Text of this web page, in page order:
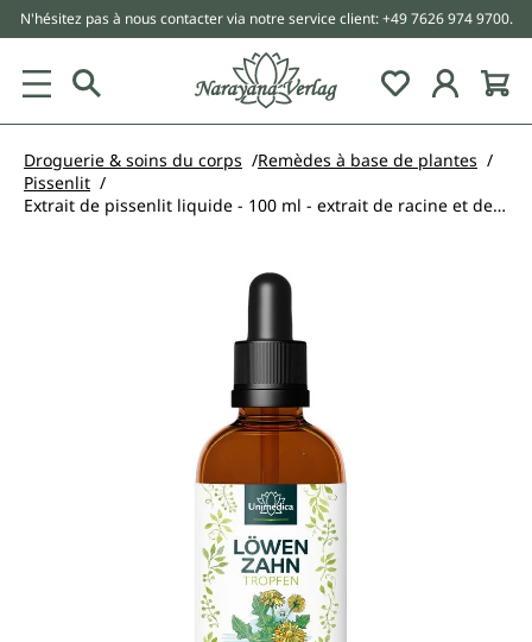
principal
N'hésitez pas à nous contacter via notre service client: +49 7626 974 9700.
Droguerie & soins du corps
Remèdes à base de plantes
Pissenlit
Extrait de pissenlit liquide - 100 ml - extrait de racine et de feuille de pissenlit - par Unimedica
Ignorer la galerie d'images